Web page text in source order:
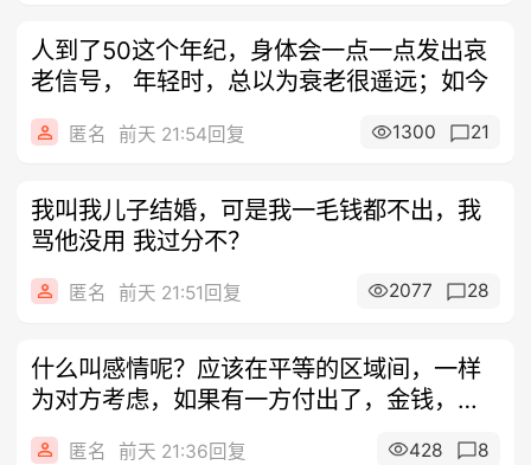
人到了50这个年纪，身体会一点一点发出哀
老信号， 年轻时，总以为衰老很遥远；如今
匿名 前天 21:54回复 1300 21
我叫我儿子结婚，可是我一毛钱都不出，我
骂他没用 我过分不？
匿名 前天 21:51回复 2077 28
什么叫感情呢？应该在平等的区域间，一样
为对方考虑，如果有一方付出了，金钱，得
不到
匿名 前天 21:36回复 428 8